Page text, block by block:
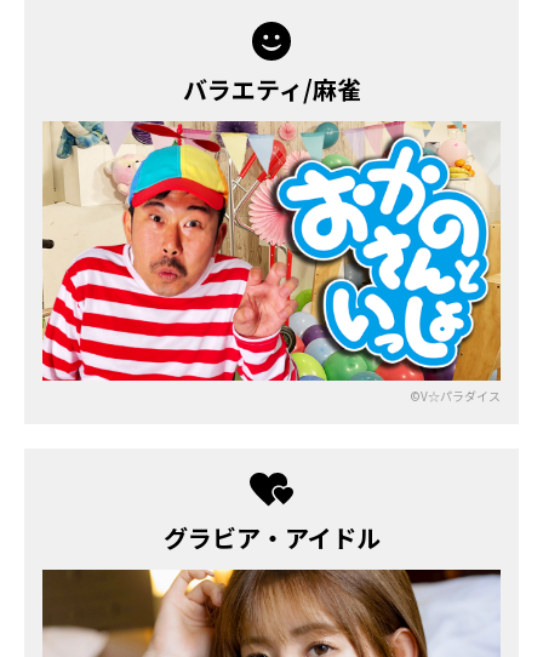
バラエティ/麻雀
©V☆パラダイス
グラビア・アイドル